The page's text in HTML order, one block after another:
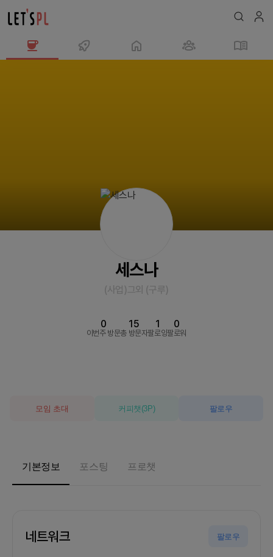
세스나
(사업)그외 (구루)
이번주 방문
0
총 방문자
15
팔로잉
1
팔로워
0
모임 초대 커피챗 (3P) 팔로우
기본정보 포스팅 프로챗
네트워크 팔로우